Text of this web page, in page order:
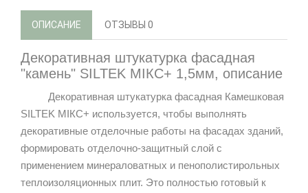
ОПИСАНИЕ ОТЗЫВЫ 0
Декоративная штукатурка фасадная
"камень" SILTEK МІКС+ 1,5мм, описание
Декоративная штукатурка фасадная Камешковая
SILTEK МІКС+ используется, чтобы выполнять
декоративные отделочные работы на фасадах зданий,
формировать отделочно-защитный слой с
применением минераловатных и пенополистирольных
теплоизоляционных плит. Это полностью готовый к